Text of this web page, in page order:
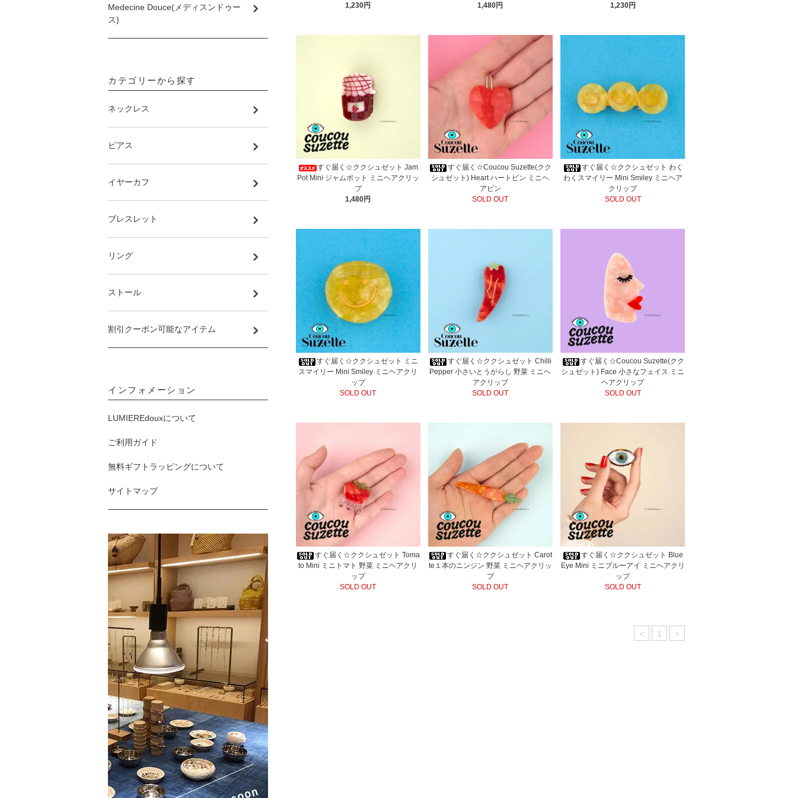
1,230円
1,480円
1,230円
すぐ届く☆ククシュゼット Jam
Pot Mini ジャムポット ミニヘアクリッ
プ
1,480円
すぐ届く☆Coucou Suzette(クク
シュゼット) Heart ハートピン ミニヘ
アピン
SOLD OUT
すぐ届く☆ククシュゼット わく
わくスマイリー Mini Smiley ミニヘア
クリップ
SOLD OUT
すぐ届く☆ククシュゼット ミニ
スマイリー Mini Smiley ミニヘアクリ
ップ
SOLD OUT
すぐ届く☆ククシュゼット Chilli
Pepper 小さいとうがらし 野菜 ミニヘ
アクリップ
SOLD OUT
すぐ届く☆Coucou Suzette(クク
シュゼット) Face 小さなフェイス ミニ
ヘアクリップ
SOLD OUT
すぐ届く☆ククシュゼット Toma
to Mini ミニトマト 野菜 ミニヘアクリ
ップ
SOLD OUT
すぐ届く☆ククシュゼット Carot
te１本のニンジン 野菜 ミニヘアクリッ
プ
SOLD OUT
すぐ届く☆ククシュゼット Blue
Eye Mini ミニブルーアイ ミニヘアクリ
ップ
SOLD OUT
< 1 >
Medecine Douce(メディスンドゥー
ス)
カテゴリーから探す
ネックレス
ピアス
イヤーカフ
ブレスレット
リング
ストール
割引クーポン可能なアイテム
インフォメーション
LUMIEREdouxについて
ご利用ガイド
無料ギフトラッピングについて
サイトマップ